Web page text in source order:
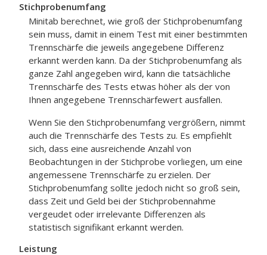
Stichprobenumfang
Minitab berechnet, wie groß der Stichprobenumfang
sein muss, damit in einem Test mit einer bestimmten
Trennschärfe die jeweils angegebene Differenz
erkannt werden kann. Da der Stichprobenumfang als
ganze Zahl angegeben wird, kann die tatsächliche
Trennschärfe des Tests etwas höher als der von
Ihnen angegebene Trennschärfewert ausfallen.
Wenn Sie den Stichprobenumfang vergrößern, nimmt
auch die Trennschärfe des Tests zu. Es empfiehlt
sich, dass eine ausreichende Anzahl von
Beobachtungen in der Stichprobe vorliegen, um eine
angemessene Trennschärfe zu erzielen. Der
Stichprobenumfang sollte jedoch nicht so groß sein,
dass Zeit und Geld bei der Stichprobennahme
vergeudet oder irrelevante Differenzen als
statistisch signifikant erkannt werden.
Leistung